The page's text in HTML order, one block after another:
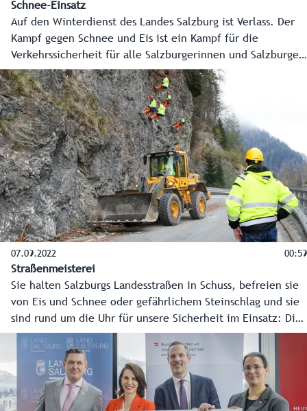
Schnee-Einsatz
Auf den Winterdienst des Landes Salzburg ist Verlass. Der
Kampf gegen Schnee und Eis ist ein Kampf für die
Verkehrssicherheit für alle Salzburgerinnen und Salzburger
- Tag und Nacht!
07.09.2022 00:59
Straßenmeisterei
Sie halten Salzburgs Landesstraßen in Schuss, befreien sie
von Eis und Schnee oder gefährlichem Steinschlag und sie
sind rund um die Uhr für unsere Sicherheit im Einsatz: Die
Mitarbeiterinnen und Mitarbeiter in den
Straßenmeistereien des Landes. Daten und Fakten zu
diesen Profis für Verkehr und Straße gibt es im Video.